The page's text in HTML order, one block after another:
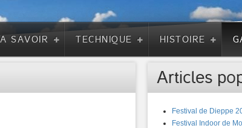
SAVOIR TECHNIQUE HISTOIRE
Articles
Festival de Dieppe
Festival Indoor de